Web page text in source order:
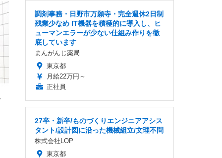
メ
パ
(3
)
ギ
調剤事務・日野市万願寺・完全週休2日制
残業少なめ IT機器を積極的に導入し、ヒ
ューマンエラーが少ない仕組み作りを徹
底しています
まんがんじ薬局
東京都
月給22万円～
正社員
27卒・新卒/ものづくりエンジニアアシス
タント/設計図に沿った機械組立/文理不問
株式会社LOP
東京都